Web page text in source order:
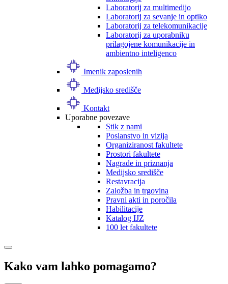
Laboratorij za multimedijo
Laboratorij za sevanje in optiko
Laboratorij za telekomunikacije
Laboratorij za uporabniku
prilagojene komunikacije in
ambientno inteligenco
Imenik zaposlenih
Medijsko središče
Kontakt
Uporabne povezave
Stik z nami
Poslanstvo in vizija
Organiziranost fakultete
Prostori fakultete
Nagrade in priznanja
Medijsko središče
Restavracija
Založba in trgovina
Pravni akti in poročila
Habilitacije
Katalog IJZ
100 let fakultete
Kako vam lahko pomagamo?